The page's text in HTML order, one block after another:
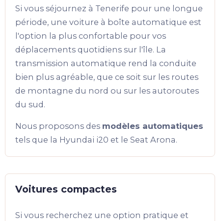
Si vous séjournez à Tenerife pour une longue
période, une voiture à boîte automatique est
l'option la plus confortable pour vos
déplacements quotidiens sur l'île. La
transmission automatique rend la conduite
bien plus agréable, que ce soit sur les routes
de montagne du nord ou sur les autoroutes
du sud.
Nous proposons des modèles automatiques
tels que la Hyundai i20 et le Seat Arona.
Voitures compactes
Si vous recherchez une option pratique et